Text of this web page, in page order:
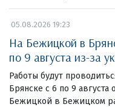
05.08.2026 19:23
На Бежицкой в
по 9 августа из-за
Работы будут
Брянске с 6 по 9
Бежицкой в Бежицком